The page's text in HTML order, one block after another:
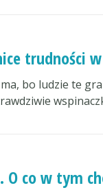
trudności
bo ludzie te
O co w tym